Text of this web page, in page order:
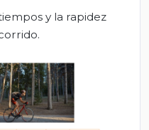
y la rapidez